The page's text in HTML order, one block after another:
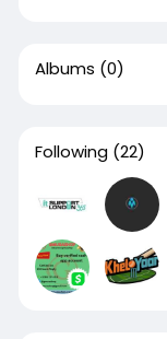
Albums (0)
Following (22)